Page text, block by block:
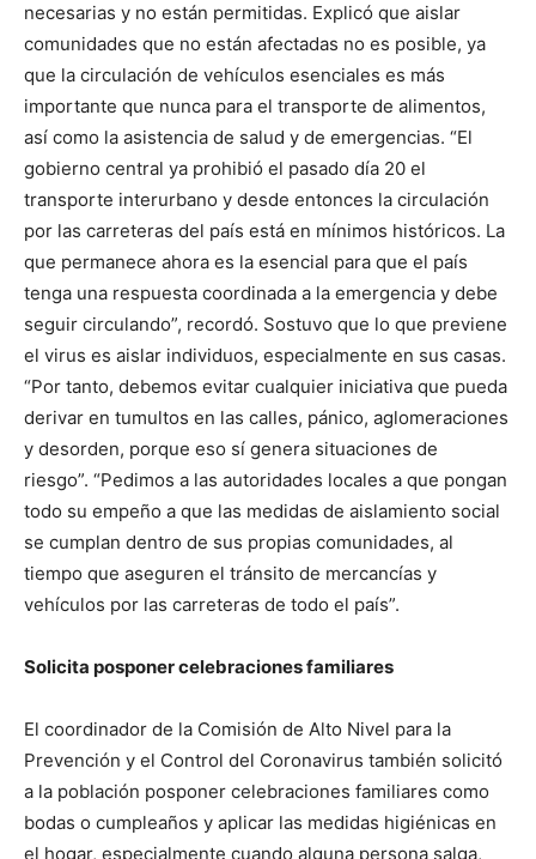
necesarias y no están permitidas. Explicó que aislar
comunidades que no están afectadas no es posible, ya
que la circulación de vehículos esenciales es más
importante que nunca para el transporte de alimentos,
así como la asistencia de salud y de emergencias. “El
gobierno central ya prohibió el pasado día 20 el
transporte interurbano y desde entonces la circulación
por las carreteras del país está en mínimos históricos. La
que permanece ahora es la esencial para que el país
tenga una respuesta coordinada a la emergencia y debe
seguir circulando”, recordó. Sostuvo que lo que previene
el virus es aislar individuos, especialmente en sus casas.
“Por tanto, debemos evitar cualquier iniciativa que pueda
derivar en tumultos en las calles, pánico, aglomeraciones
y desorden, porque eso sí genera situaciones de
riesgo”. “Pedimos a las autoridades locales a que pongan
todo su empeño a que las medidas de aislamiento social
se cumplan dentro de sus propias comunidades, al
tiempo que aseguren el tránsito de mercancías y
vehículos por las carreteras de todo el país”.
Solicita posponer celebraciones familiares
El coordinador de la Comisión de Alto Nivel para la
Prevención y el Control del Coronavirus también solicitó
a la población posponer celebraciones familiares como
bodas o cumpleaños y aplicar las medidas higiénicas en
el hogar, especialmente cuando alguna persona salga,